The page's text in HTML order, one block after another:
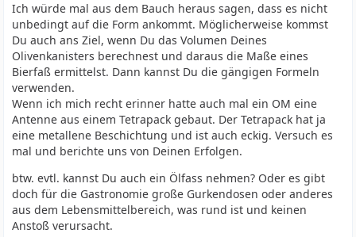
Ich würde mal aus dem Bauch heraus sagen, dass es nicht
unbedingt auf die Form ankommt. Möglicherweise kommst
Du auch ans Ziel, wenn Du das Volumen Deines
Olivenkanisters berechnest und daraus die Maße eines
Bierfaß ermittelst. Dann kannst Du die gängigen Formeln
verwenden.
Wenn ich mich recht erinner hatte auch mal ein OM eine
Antenne aus einem Tetrapack gebaut. Der Tetrapack hat ja
eine metallene Beschichtung und ist auch eckig. Versuch es
mal und berichte uns von Deinen Erfolgen.
btw. evtl. kannst Du auch ein Ölfass nehmen? Oder es gibt
doch für die Gastronomie große Gurkendosen oder anderes
aus dem Lebensmittelbereich, was rund ist und keinen
Anstoß verursacht.